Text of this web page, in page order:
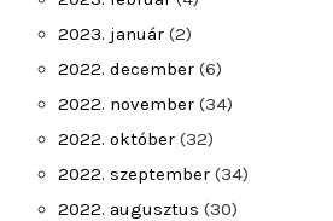
2023. január (2)
2022. december (6)
2022. november (34)
2022. október (32)
2022. szeptember (34)
2022. augusztus (30)